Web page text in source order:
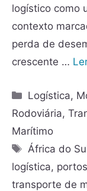
logístico como
contexto
perda de
crescente …
Logística,
Rodoviária,
Marítimo
África do
logística, portos
transporte de